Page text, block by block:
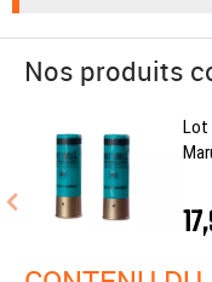
Nos produits
Lot